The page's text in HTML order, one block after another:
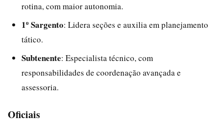
rotina, com maior autonomia.
1º Sargento: Lidera seções e auxilia em planejamento
tático.
Subtenente: Especialista técnico, com
responsabilidades de coordenação avançada e
assessoria.
Oficiais